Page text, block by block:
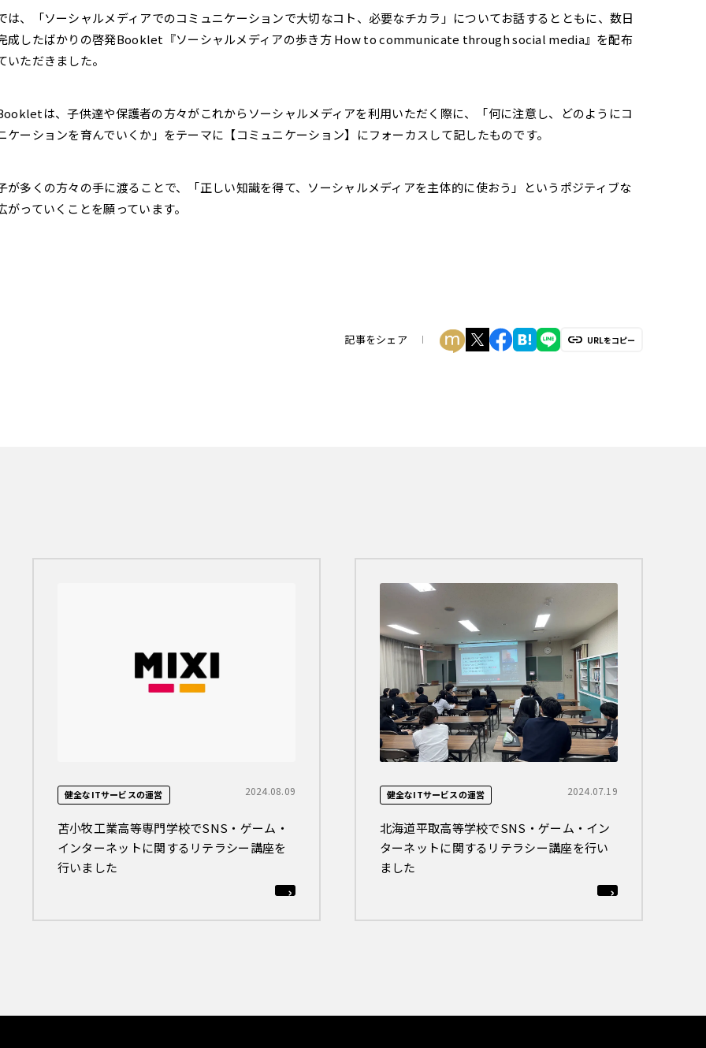
は、「ソーシャルメディアでのコミュニケーションで大切なコト、必要なチカラ」についてお話するとともに、数日
成したばかりの啓発Booklet『ソーシャルメディアの歩き方 How to communicate through social media』を配布
いただきました。
は、子供達や保護者の方々がこれからソーシャルメディアを利用いただく際に、「何に注意し、どのようにコ
ケーションを育んでいくか」をテーマに【コミュニケーション】にフォーカスして記したものです。
が多くの方々の手に渡ることで、「正しい知識を得て、ソーシャルメディアを主体的に使おう」というポジティブな
がっていくことを願っています。
記事をシェア URLをコピー
健全なITサービスの運営 2024.08.09
苫小牧工業高等専門学校でSNS・ゲーム・
インターネットに関するリテラシー講座を
行いました
健全なITサービスの運営 2024.07.19
北海道平取高等学校でSNS・ゲーム・イン
ターネットに関するリテラシー講座を行い
ました